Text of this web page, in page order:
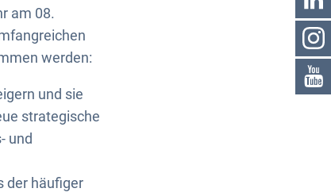
am 08.
werden:
und sie
strategische
und
der häufiger